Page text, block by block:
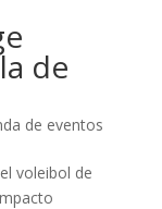
de
de eventos
voleibol de